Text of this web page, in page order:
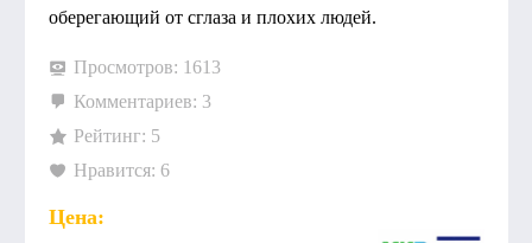
оберегающий от сглаза и плохих людей.
Просмотров: 1613
Комментариев: 3
Рейтинг: 5
Нравится: 6
Цена: